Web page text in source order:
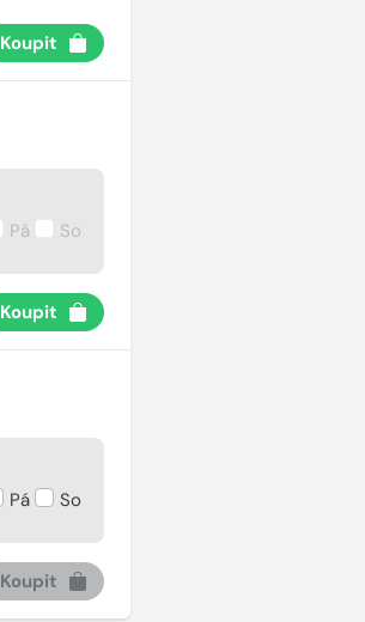
Koupit
Pá So
Koupit
Pá So
Koupit